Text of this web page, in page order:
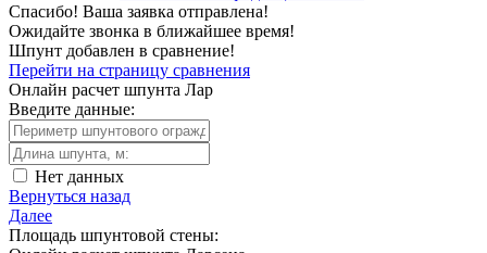
Спасибо! Ваша заявка отправлена!
Ожидайте звонка в ближайшее время!
Шпунт добавлен в сравнение!
Перейти на страницу сравнения
Онлайн расчет шпунта Лар
Введите данные:
Нет данных
Вернуться назад
Далее
Площадь шпунтовой стены: